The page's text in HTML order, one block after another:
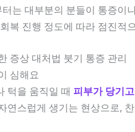
터는 대부분의 분들이 통증이
복 진행 정도에 따라 점진적
증상 대처법 붓기 통증 관리
심해요
턱을 움직일 때 피부가 당기
연스럽게 생기는 현상으로,